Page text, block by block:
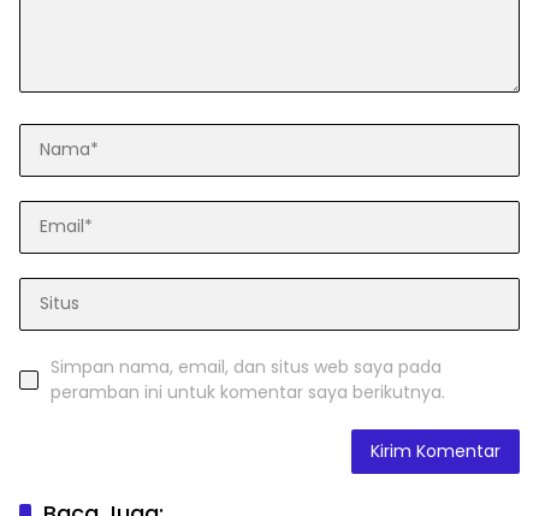
Simpan nama, email, dan situs web saya pada
peramban ini untuk komentar saya berikutnya.